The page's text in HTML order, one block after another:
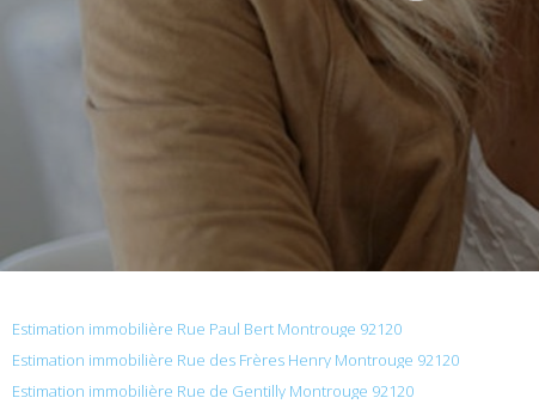
Estimation immobilière Rue Paul Bert Montrouge 92120
Estimation immobilière Rue des Frères Henry Montrouge 92120
Estimation immobilière Rue de Gentilly Montrouge 92120